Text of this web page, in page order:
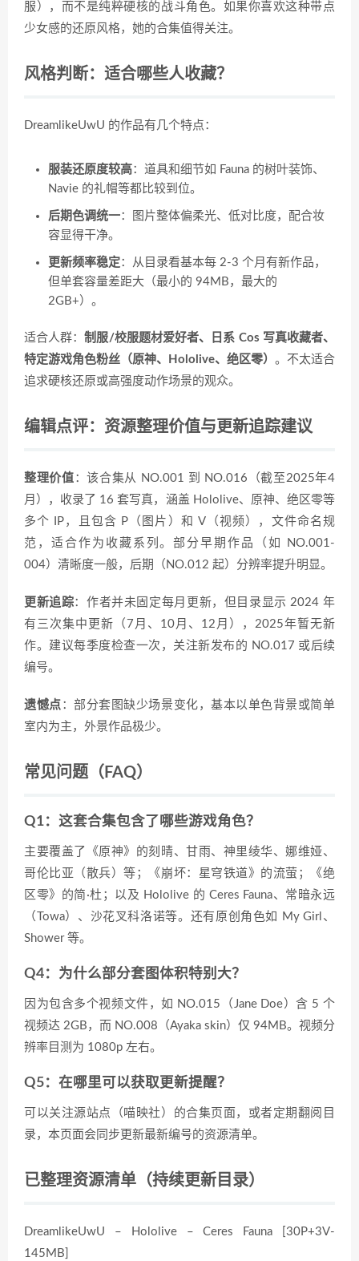
服），而不是纯粹硬核的战斗角色。如果你喜欢这种带点
少女感的还原风格，她的合集值得关注。
风格判断：适合哪些人收藏？
DreamlikeUwU 的作品有几个特点：
服装还原度较高：道具和细节如 Fauna 的树叶装饰、
Navie 的礼帽等都比较到位。
后期色调统一：图片整体偏柔光、低对比度，配合妆
容显得干净。
更新频率稳定：从目录看基本每 2-3 个月有新作品，
但单套容量差距大（最小的 94MB，最大的
2GB+）。
适合人群：制服/校服题材爱好者、日系 Cos 写真收藏者、
特定游戏角色粉丝（原神、Hololive、绝区零） 。不太适合
追求硬核还原或高强度动作场景的观众。
编辑点评：资源整理价值与更新追踪建议
整理价值 ：该合集从 NO.001 到 NO.016（截至2025年4
月），收录了 16 套写真，涵盖 Hololive、原神、绝区零等
多个 IP，且包含 P（图片）和 V（视频），文件命名规
范，适合作为收藏系列。部分早期作品（如 NO.001-
004）清晰度一般，后期（NO.012 起）分辨率提升明显。
更新追踪：作者并未固定每月更新，但目录显示 2024 年
有三次集中更新（7月、10月、12月），2025年暂无新
作。建议每季度检查一次，关注新发布的 NO.017 或后续
编号。
遗憾点 ：部分套图缺少场景变化，基本以单色背景或简单
室内为主，外景作品极少。
常见问题（FAQ）
Q1：这套合集包含了哪些游戏角色？
主要覆盖了《原神》的刻晴、甘雨、神里绫华、娜维娅、
哥伦比亚（散兵）等；《崩坏：星穹铁道》的流萤；《绝
区零》的简·杜；以及 Hololive 的 Ceres Fauna、常暗永远
（Towa）、沙花叉科洛诺等。还有原创角色如 My Girl、
Shower 等。
Q4：为什么部分套图体积特别大？
因为包含多个视频文件，如 NO.015（Jane Doe）含 5 个
视频达 2GB，而 NO.008（Ayaka skin）仅 94MB。视频分
辨率目测为 1080p 左右。
Q5：在哪里可以获取更新提醒？
可以关注源站点（喵映社）的合集页面，或者定期翻阅目
录，本页面会同步更新最新编号的资源清单。
已整理资源清单（持续更新目录）
DreamlikeUwU – Hololive – Ceres Fauna [30P+3V-
145MB]